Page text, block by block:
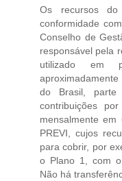
Os recursos
conformidade
Conselho de
responsável pela
utilizado em
do Brasil,
contribuições
mensalmente
PREVI, cujos
para cobrir, por
o Plano 1, com o
Não há